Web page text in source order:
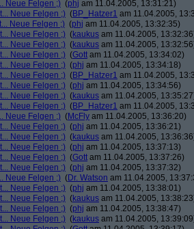
Neue Felgen ;) (phj am 11.04.2005, 13:31:21)
Neue Felgen ;) (BP_Hatzer1 am 11.04.2005,
Neue Felgen ;) (phj am 11.04.2005, 13:32:35)
Neue Felgen ;) (kaukus am 11.04.2005,
Neue Felgen ;) (kaukus am 11.04.2005,
Neue Felgen ;) (Gott am 11.04.2005, 13:34:02)
Neue Felgen ;) (phj am 11.04.2005, 13:34:18)
Neue Felgen ;) (BP_Hatzer1 am 11.04.2005,
Neue Felgen ;) (phj am 11.04.2005, 13:34:56)
Neue Felgen ;) (kaukus am 11.04.2005,
Neue Felgen ;) (BP_Hatzer1 am 11.04.2005,
Neue Felgen ;) (McFly am 11.04.2005, 13:36:20)
Neue Felgen ;) (phj am 11.04.2005, 13:36:21)
Neue Felgen ;) (kaukus am 11.04.2005,
Neue Felgen ;) (phj am 11.04.2005, 13:37:13)
Neue Felgen ;) (Gott am 11.04.2005, 13:37:26)
Neue Felgen ;) (phj am 11.04.2005, 13:37:32)
Neue Felgen ;) (Dr. Watson am 11.04.2005,
Neue Felgen ;) (phj am 11.04.2005, 13:38:01)
Neue Felgen ;) (kaukus am 11.04.2005,
Neue Felgen ;) (phj am 11.04.2005, 13:38:47)
Neue Felgen ;) (kaukus am 11.04.2005,